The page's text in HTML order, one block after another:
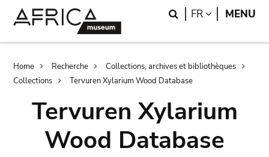
Search
FR LANGUAGE
MENU
Breadcrumb
Home Recherche
Collections, archives et bibliothèques
Collections
Tervuren Xylarium Wood Database
Tervuren Xylarium
Wood Database